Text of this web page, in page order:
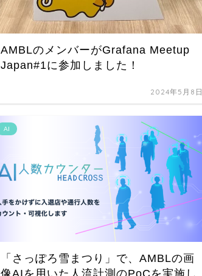
AMBLのメンバーがGrafana Meetup
Japan#1に参加しました！
2024年5月8日
AI
「さっぽろ雪まつり」で、AMBLの画